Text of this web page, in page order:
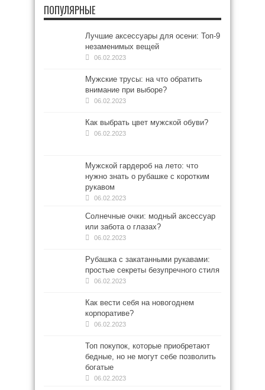
ПОПУЛЯРНЫЕ
Лучшие аксессуары для осени: Топ-9
незаменимых вещей
06.02.2023
Мужские трусы: на что обратить
внимание при выборе?
06.02.2023
Как выбрать цвет мужской обуви?
06.02.2023
Мужской гардероб на лето: что
нужно знать о рубашке с коротким
рукавом
06.02.2023
Солнечные очки: модный аксессуар
или забота о глазах?
06.02.2023
Рубашка с закатанными рукавами:
простые секреты безупречного стиля
06.02.2023
Как вести себя на новогоднем
корпоративе?
06.02.2023
Топ покупок, которые приобретают
бедные, но не могут себе позволить
богатые
06.02.2023